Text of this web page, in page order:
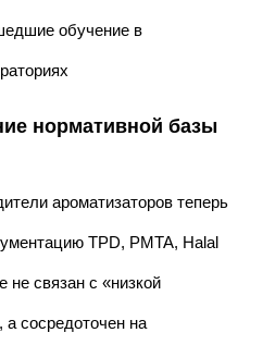
обучение в
нормативной базы
ароматизаторов теперь
TPD, PMTA, Halal
связан с «низкой
а сосредоточен на